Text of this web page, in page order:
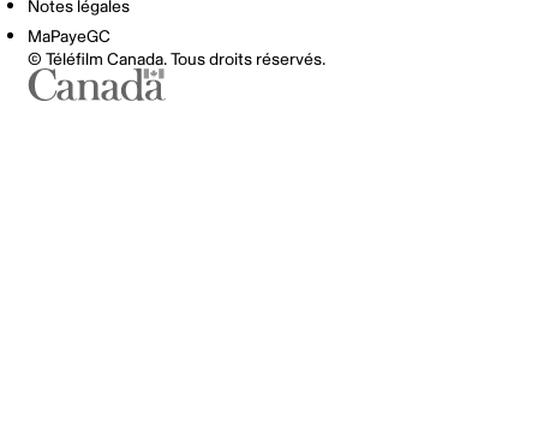
Notes légales
MaPayeGC
© Téléfilm Canada. Tous droits réservés.